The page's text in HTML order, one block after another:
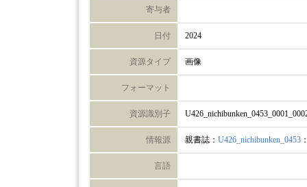
寄与者
日付 2024
資源タイプ 画像
フォーマット
資源識別子
情報源 親書誌： U426_nichibunken_0453
言語